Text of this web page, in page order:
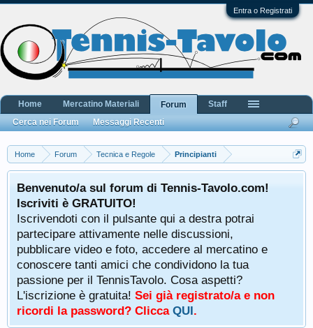
Entra o Registrati
Home Forum Tecnica e Regole Principianti
Benvenuto/a sul forum di Tennis-Tavolo.com!
Iscriviti è GRATUITO!
Iscrivendoti con il pulsante qui a destra potrai
partecipare attivamente nelle discussioni,
pubblicare video e foto, accedere al mercatino e
conoscere tanti amici che condividono la tua
passione per il TennisTavolo. Cosa aspetti?
L'iscrizione è gratuita! Sei già registrato/a e non
ricordi la password? Clicca QUI.
Home Mercatino Materiali
Forum
Cerca nei Forum
Messaggi Recenti
Staff